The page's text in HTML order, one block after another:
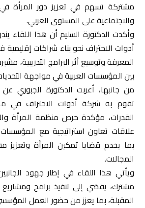
مشتركة تسهم في تعزيز دور المرأة في
والاجتماعية على المستوى العربي.
وأكدت الدكتورة السليم أن هذا اللقاء
أدوات الاحتراف نحو بناء شراكات
المعرفة وتوسيع أثر البرامج التدريبية،
بين المؤسسات العربية في مواجهة
من جانبها، أعربت الدكتورة الجبوري
تقوم به شركة أدوات الاحتراف في
القدرات، مؤكدة حرص منظمة المرأة
علاقات تعاون استراتيجية مع المؤسسات
بما يخدم قضايا تمكين المرأة
المجالات.
ويأتي هذا اللقاء في إطار جهود
مشترك، يفضي إلى تنفيذ برامج ومشاريع
المقبلة، بما يعزز من حضور العمل